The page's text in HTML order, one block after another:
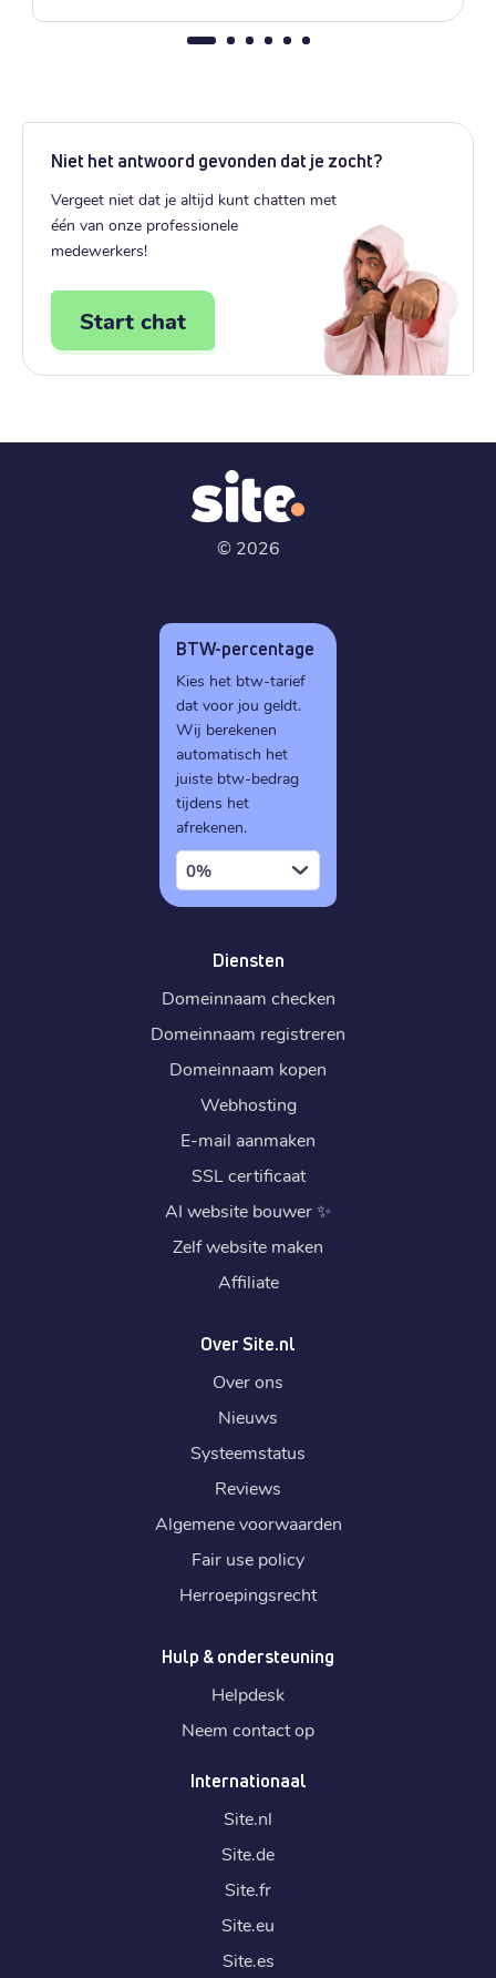
Niet het antwoord gevonden dat je zocht?
Vergeet niet dat je altijd kunt chatten met
één van onze professionele
medewerkers!
Start chat
© 2026
BTW-percentage
Kies het btw-tarief
dat voor jou geldt.
Wij berekenen
automatisch het
juiste btw-bedrag
tijdens het
afrekenen.
0%
Diensten
Domeinnaam checken
Domeinnaam registreren
Domeinnaam kopen
Webhosting
E-mail aanmaken
SSL certificaat
AI website bouwer✨
Zelf website maken
Affiliate
Over Site.nl
Over ons
Nieuws
Systeemstatus
Reviews
Algemene voorwaarden
Fair use policy
Herroepingsrecht
Hulp & ondersteuning
Helpdesk
Neem contact op
Internationaal
Site.nl
Site.de
Site.fr
Site.eu
Site.es